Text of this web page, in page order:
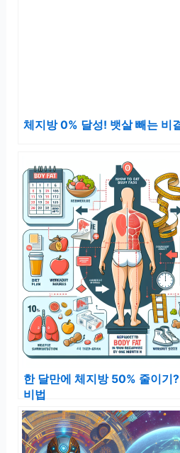
체지방 0% 달성! 뱃살 빼는 비
한 달만에 체지방 50% 줄이기
비법